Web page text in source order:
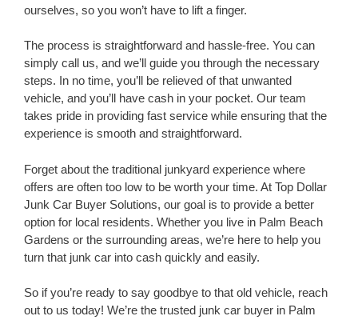
ourselves, so you won’t have to lift a finger.
The process is straightforward and hassle-free. You can
simply call us, and we’ll guide you through the necessary
steps. In no time, you’ll be relieved of that unwanted
vehicle, and you’ll have cash in your pocket. Our team
takes pride in providing fast service while ensuring that the
experience is smooth and straightforward.
Forget about the traditional junkyard experience where
offers are often too low to be worth your time. At Top Dollar
Junk Car Buyer Solutions, our goal is to provide a better
option for local residents. Whether you live in Palm Beach
Gardens or the surrounding areas, we’re here to help you
turn that junk car into cash quickly and easily.
So if you’re ready to say goodbye to that old vehicle, reach
out to us today! We’re the trusted junk car buyer in Palm